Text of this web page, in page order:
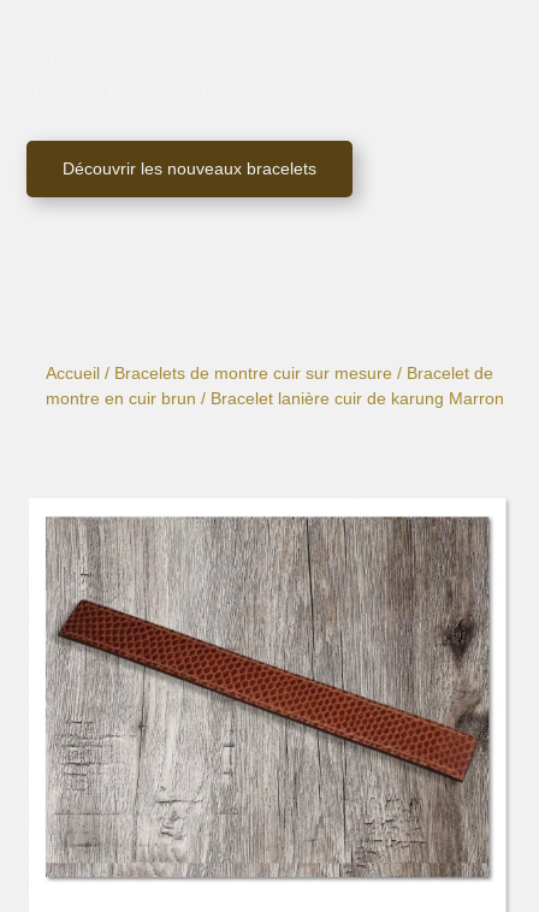
Découvrir les nouveaux bracelets
Accueil / Bracelets de montre cuir sur mesure / Bracelet de
montre en cuir brun / Bracelet lanière cuir de karung Marron